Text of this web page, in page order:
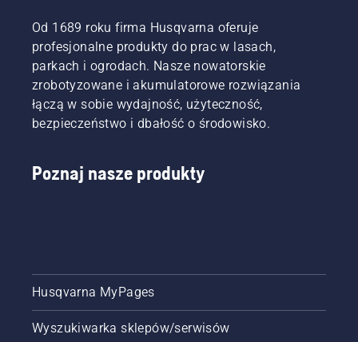
Od 1689 roku firma Husqvarna oferuje
profesjonalne produkty do prac w lasach,
parkach i ogrodach. Nasze nowatorskie
zrobotyzowane i akumulatorowe rozwiązania
łączą w sobie wydajność, użyteczność,
bezpieczeństwo i dbałość o środowisko.
Poznaj nasze produkty
Husqvarna MyPages
Wyszukiwarka sklepów/serwisów